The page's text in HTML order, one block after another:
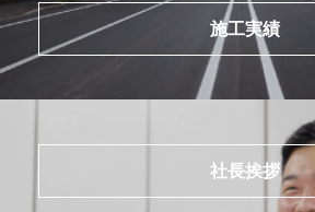
施工実績
社長挨拶